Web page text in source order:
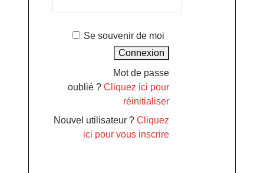
Se souvenir de moi
Mot de passe
oublié ?Cliquez ici pour
réinitialiser
Nouvel utilisateur ?Cliquez
ici pour vous inscrire